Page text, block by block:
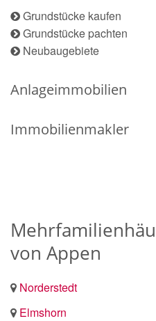
Grundstücke kaufen
Grundstücke pachten
Neubaugebiete
Anlageimmobilien
Immobilienmakler
von Appen
Norderstedt
Elmshorn